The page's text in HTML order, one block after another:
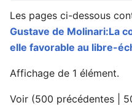
Les pages ci-dessous
Gustave de Molinari:La
elle favorable au libre-
Affichage de 1 élément.
Voir (500 précédentes